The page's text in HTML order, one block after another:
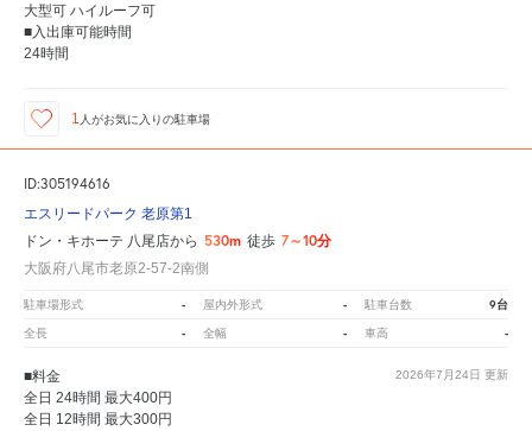
大型可 ハイルーフ可
■入出庫可能時間
24時間
1 人がお気に入りの駐車場
ID:305194616
エスリードパーク 老原第1
ドン・キホーテ 八尾店から 530m 徒歩 7～10分
大阪府八尾市老原2-57-2南側
駐車場形式 - 屋内外形式 - 駐車台数 9台
全長 - 全幅 - 車高 -
2026年7月24日 更新
■料金
全日 24時間 最大400円
全日 12時間 最大300円